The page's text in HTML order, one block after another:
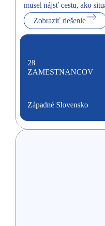
musel nájsť cestu, ako
Zobraziť riešenie
28
ZAMESTNANCOV
Západné Slovensko